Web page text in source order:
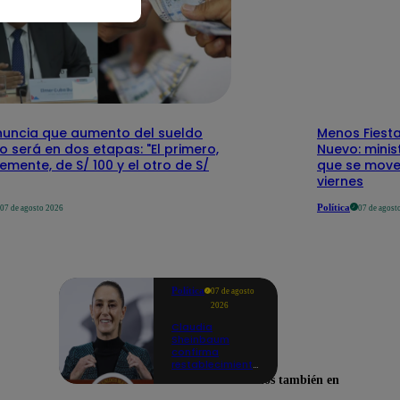
que aumento del sueldo
será en dos etapas: "El primero,
de S/ 100 y el otro de S/
07 de agosto 2026
Menos
Nuevo:
que se
viernes
Política 07 de
Política
07 de agosto
2026
Claudia
Sheinbaum
confirma
restablecimiento
Encuéntranos también en